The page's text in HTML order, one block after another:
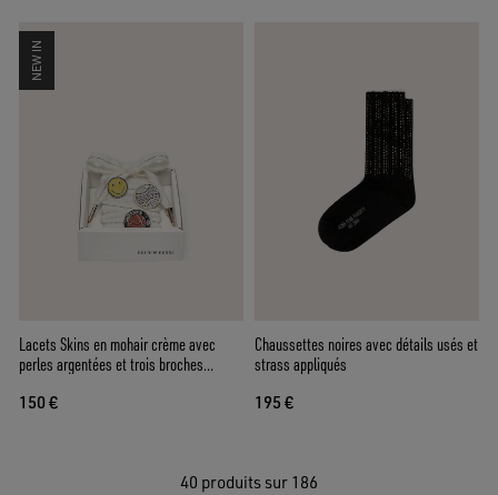
NEW IN
Lacets Skins en mohair crème avec
perles argentées et trois broches
150 €
Chaussettes noires avec détails usés et
strass appliqués
195 €
40 produits sur 186